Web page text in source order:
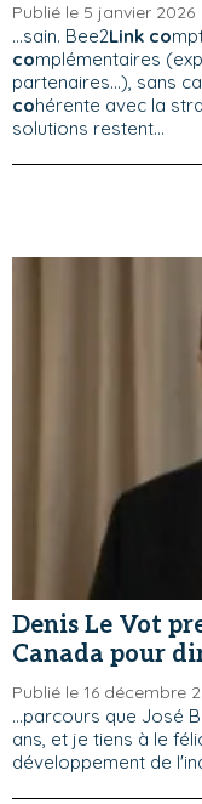
Publié le 5 janvier 2026
...sain. Bee2Link co
complémentaires
partenaires…), sans
cohérente avec la
solutions restent...
Denis Le Vot
Canada pour
Publié le 16 décembre
...parcours que José
ans, et je tiens à le
développement de